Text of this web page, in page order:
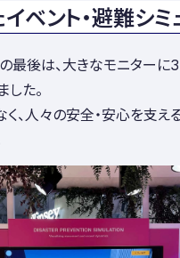
ベント・避難シミ
最後は、大きなモニター
た。
、人々の安全・安心を支え